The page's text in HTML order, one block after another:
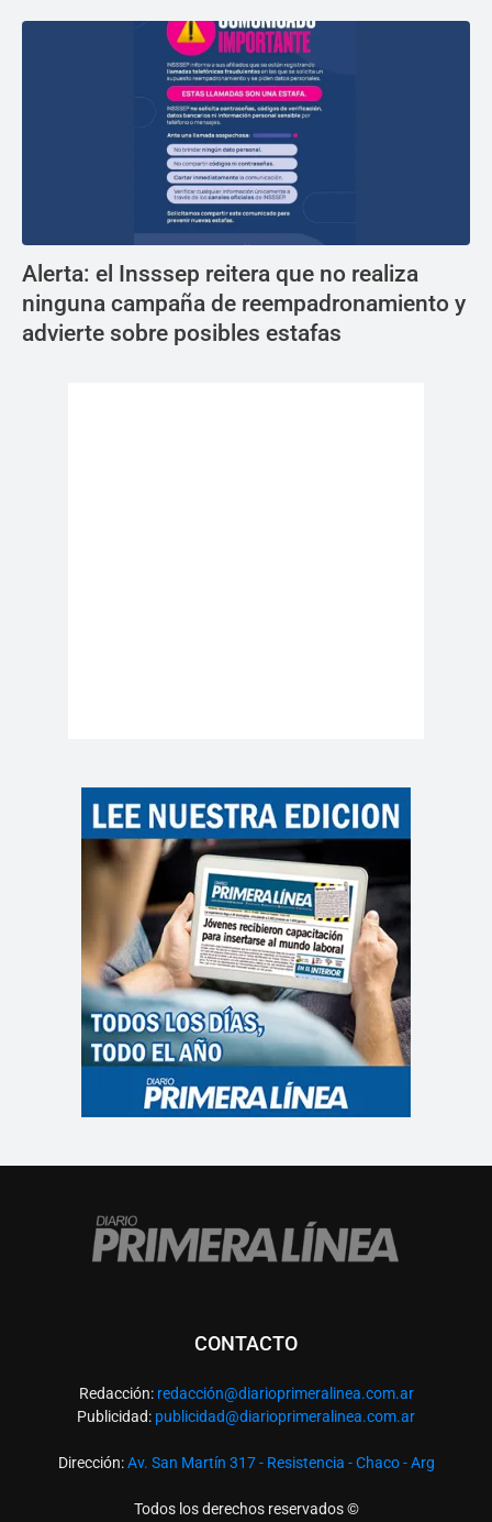
Alerta: el Insssep reitera que no realiza
ninguna campaña de reempadronamiento y
advierte sobre posibles estafas
CONTACTO
Redacción: redacción@diarioprimeralinea.com.ar
Publicidad: publicidad@diarioprimeralinea.com.ar
Dirección:Av. San Martín 317 - Resistencia - Chaco - Arg
Todos los derechos reservados ©